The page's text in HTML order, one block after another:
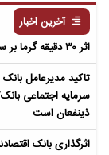
آخرین اخبار
اثر ۳۰ دقیقه گرما بر سیستم ایمنی که باید بدانید!
تاکید مدیرعامل
سرمایه اجتماعی
ذینفعان است
اثرگذاری بانک